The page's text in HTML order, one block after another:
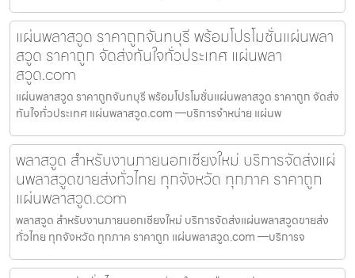
แผ่นพลาสวูด ราคาถูกจันทบุรี พร้อมโปรโมชั่นแผ่นพลา
สวูด ราคาถูก จัดส่งทันใจทั่วประเทศ แผ่นพลา
สวูด.com
แผ่นพลาสวูด ราคาถูกจันทบุรี พร้อมโปรโมชั่นแผ่นพลาสวูด ราคาถูก จัดส่ง
ทันใจทั่วประเทศ แผ่นพลาสวูด.com —บริการจำหน่าย แผ่นพ
พลาสวูด สำหรับงานภายนอกเชียงใหม่ บริการจัดส่งแผ่
นพลาสวูดขายส่งทั่วไทย ทุกจังหวัด ทุกภาค ราคาถูก
แผ่นพลาสวูด.com
พลาสวูด สำหรับงานภายนอกเชียงใหม่ บริการจัดส่งแผ่นพลาสวูดขายส่ง
ทั่วไทย ทุกจังหวัด ทุกภาค ราคาถูก แผ่นพลาสวูด.com —บริการจ